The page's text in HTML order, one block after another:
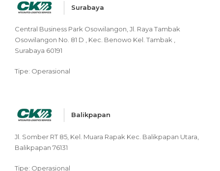
Surabaya
Central Business Park Osowilangon, Jl. Raya Tambak
Osowilangon No. 81 D , Kec. Benowo Kel. Tambak ,
Surabaya 60191
Tipe: Operasional
Balikpapan
Jl. Somber RT 85, Kel. Muara Rapak Kec. Balikpapan Utara,
Balikpapan 76131
Tipe: Operasional